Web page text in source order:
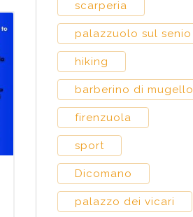
scarperia
palazzuolo sul senio
hiking
barberino di mugello
firenzuola
sport
Dicomano
palazzo dei vicari